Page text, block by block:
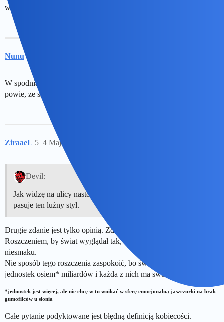
wydaje, że wystarczy się ubrać i umalować i już się jest kobietą…)
Nunu 4
W spodniach trudniej zgwalcic a tak jak zalozy spodnice to biskup
powie, ze sie sama prosila …
ZiraaeL 4 Maj 2025 17:02
5
Devil:
Jak widzę na ulicy nastolatki to czuję niesmak. Nie każdej
pasuje ten luźny styl.
Drugie zdanie jest tylko opinią. Zdaniem w trybie wymagającym*.
Roszczeniem, by świat wyglądał tak, by w jednostce nie wzbudzał
niesmaku.
Nie sposób tego roszczenia zaspokoić, bo świat jest jeden, a
jednostek osiem* miliardów i każda z nich ma swój własny świat.
*jednostek jest więcej, ale nie chcę w tu wnikać w sferę emocjonalną jaszczurki na brak
gumofilców u słonia
Całe pytanie podyktowane jest błędną definicją kobiecości.